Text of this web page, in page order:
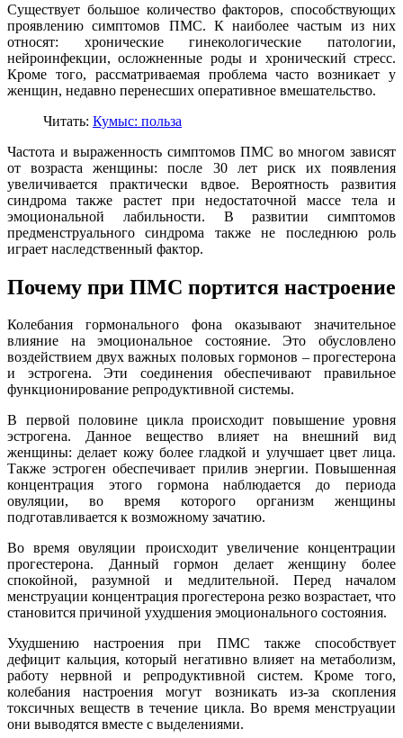
Существует большое количество факторов, способствующих
проявлению симптомов ПМС. К наиболее частым из них
относят: хронические гинекологические патологии,
нейроинфекции, осложненные роды и хронический стресс.
Кроме того, рассматриваемая проблема часто возникает у
женщин, недавно перенесших оперативное вмешательство.
Читать: Кумыс: польза
Частота и выраженность симптомов ПМС во многом зависят
от возраста женщины: после 30 лет риск их появления
увеличивается практически вдвое. Вероятность развития
синдрома также растет при недостаточной массе тела и
эмоциональной лабильности. В развитии симптомов
предменструального синдрома также не последнюю роль
играет наследственный фактор.
Почему при ПМС портится настроение
Колебания гормонального фона оказывают значительное
влияние на эмоциональное состояние. Это обусловлено
воздействием двух важных половых гормонов – прогестерона
и эстрогена. Эти соединения обеспечивают правильное
функционирование репродуктивной системы.
В первой половине цикла происходит повышение уровня
эстрогена. Данное вещество влияет на внешний вид
женщины: делает кожу более гладкой и улучшает цвет лица.
Также эстроген обеспечивает прилив энергии. Повышенная
концентрация этого гормона наблюдается до периода
овуляции, во время которого организм женщины
подготавливается к возможному зачатию.
Во время овуляции происходит увеличение концентрации
прогестерона. Данный гормон делает женщину более
спокойной, разумной и медлительной. Перед началом
менструации концентрация прогестерона резко возрастает, что
становится причиной ухудшения эмоционального состояния.
Ухудшению настроения при ПМС также способствует
дефицит кальция, который негативно влияет на метаболизм,
работу нервной и репродуктивной систем. Кроме того,
колебания настроения могут возникать из-за скопления
токсичных веществ в течение цикла. Во время менструации
они выводятся вместе с выделениями.